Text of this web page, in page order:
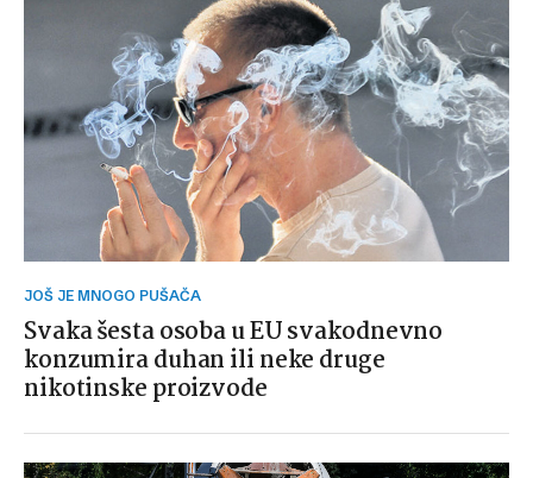
JOŠ JE MNOGO PUŠAČA
Svaka šesta osoba u EU svakodnevno
konzumira duhan ili neke druge
nikotinske proizvode